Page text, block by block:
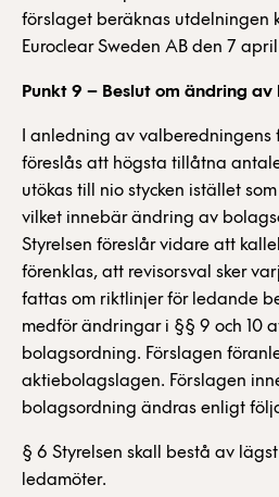
förslaget beräknas utdelningen
Euroclear Sweden AB den 7 april
Punkt 9 – Beslut om ändring
I anledning av
föreslås att högsta tillåtna
utökas till nio stycken istället
vilket innebär ändring av
Styrelsen föreslår vidare att
förenklas, att revisorsval sker
fattas om riktlinjer för ledande
medför ändringar i §§ 9 och 10
bolagsordning. Förslagen
aktiebolagslagen. Förslagen
bolagsordning ändras enligt
§ 6 Styrelsen skall bestå av
ledamöter.